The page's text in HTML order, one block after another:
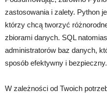
zastosowania i zalety. Python
którzy chcą tworzyć
zbiorami danych. SQL
administratorów baz danych,
sposób efektywny i bezpieczny.
W zależności od Twoich